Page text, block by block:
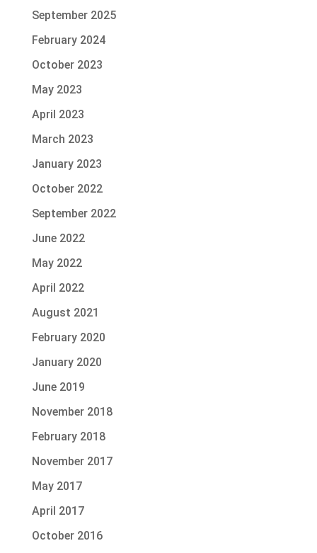
September 2025
February 2024
October 2023
May 2023
April 2023
March 2023
January 2023
October 2022
September 2022
June 2022
May 2022
April 2022
August 2021
February 2020
January 2020
June 2019
November 2018
February 2018
November 2017
May 2017
April 2017
October 2016